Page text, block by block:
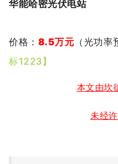
华能哈密光伏电站
价格： 8.5万元 （光功率
标1223】
本文由坎
未经